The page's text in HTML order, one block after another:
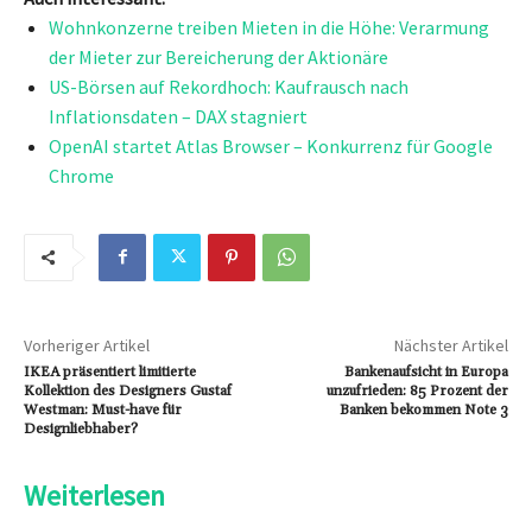
Wohnkonzerne treiben Mieten in die Höhe: Verarmung
der Mieter zur Bereicherung der Aktionäre
US-Börsen auf Rekordhoch: Kaufrausch nach
Inflationsdaten – DAX stagniert
OpenAI startet Atlas Browser – Konkurrenz für Google
Chrome
Vorheriger Artikel
IKEA präsentiert limitierte
Kollektion des Designers Gustaf
Westman: Must-have für
Designliebhaber?
Nächster Artikel
Bankenaufsicht in Europa
unzufrieden: 85 Prozent der
Banken bekommen Note 3
Weiterlesen